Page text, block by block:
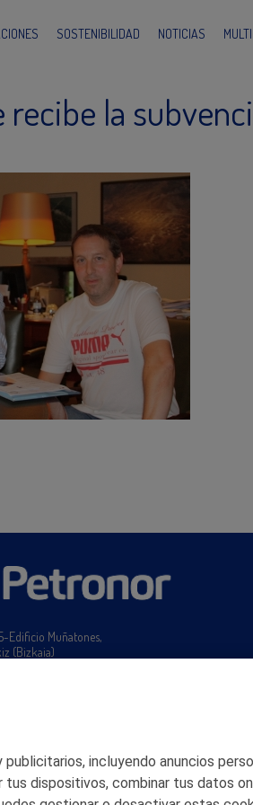
SOSTENIBILIDAD NOTICIAS
recibe la
Edificio Muñatones,
(Bizkaia)
incluyendo anuncios
dispositivos, combinar tus datos